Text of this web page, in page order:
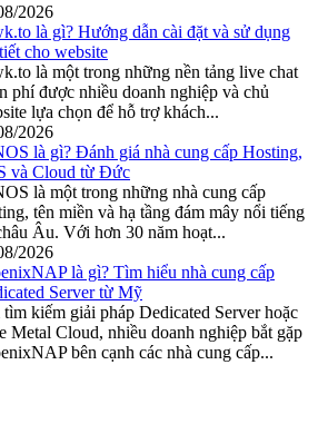
2026
là gì? Hướng dẫn cài đặt và sử dụng
cho website
là một trong những nền tảng live chat
phí được nhiều doanh nghiệp và chủ
lựa chọn để hỗ trợ khách...
2026
là gì? Đánh giá nhà cung cấp Hosting,
và Cloud từ Đức
là một trong những nhà cung cấp
tên miền và hạ tầng đám mây nổi tiếng
Âu. Với hơn 30 năm hoạt...
2026
là gì? Tìm hiểu nhà cung cấp
Server từ Mỹ
kiếm giải pháp Dedicated Server hoặc
Metal Cloud, nhiều doanh nghiệp bắt gặp
bên cạnh các nhà cung cấp...